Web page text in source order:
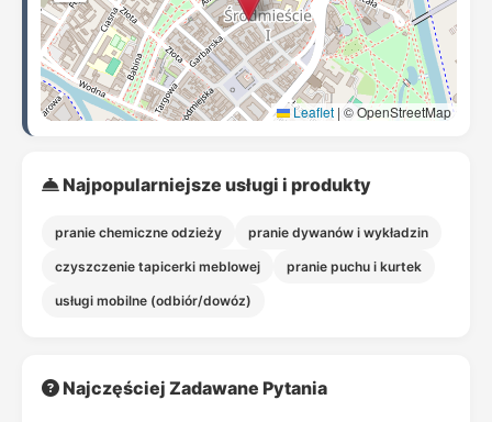
Leaflet | © OpenStreetMap
Najpopularniejsze usługi i produkty
pranie chemiczne odzieży pranie dywanów i wykładzin
czyszczenie tapicerki meblowej pranie puchu i kurtek
usługi mobilne (odbiór/dowóz)
Najczęściej Zadawane Pytania